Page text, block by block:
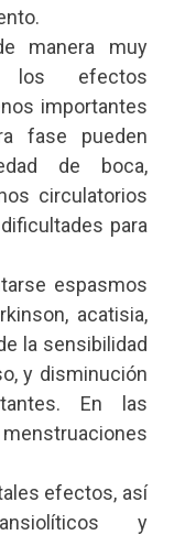
manera muy
los efectos
importantes
fase pueden
de boca,
circulatorios
para
espasmos
acatisia,
la sensibilidad
y disminución
En las
efectos, así
y